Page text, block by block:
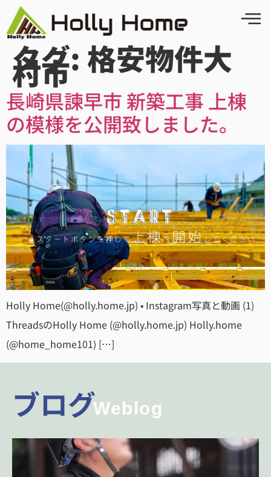
タグ: 格安物件大
村市
長崎県諫早市 新築工事 上棟
の模様を公開致しました。
Holly Home(@holly.home.jp) • Instagram写真と動画 (1)
ThreadsのHolly Home (@holly.home.jp) Holly.home
(@home_home101) […]
Weblog
ブログ